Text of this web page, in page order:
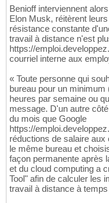
Benioff interviennent
Elon Musk, réitèrent
résistance constante
travail à distance n'est
https://
courriel interne aux
« Toute personne qui
bureau pour un
heures par semaine ou
message. D'un autre
du mois que Google
https://
réductions de salaire
le même bureau et
façon permanente après
et du cloud computing a
Tool" afin de calculer les
travail à distance à temps